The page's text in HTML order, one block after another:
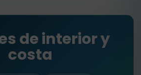
de interior y
costa